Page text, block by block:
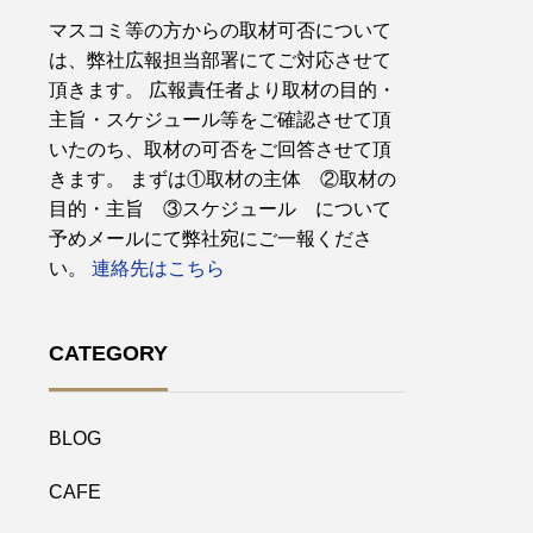
マスコミ等の方からの取材可否について
は、弊社広報担当部署にてご対応させて
頂きます。 広報責任者より取材の目的・
主旨・スケジュール等をご確認させて頂
いたのち、取材の可否をご回答させて頂
きます。 まずは①取材の主体 ②取材の
目的・主旨 ③スケジュール について
予めメールにて弊社宛にご一報くださ
い。 連絡先はこちら
CATEGORY
BLOG
CAFE